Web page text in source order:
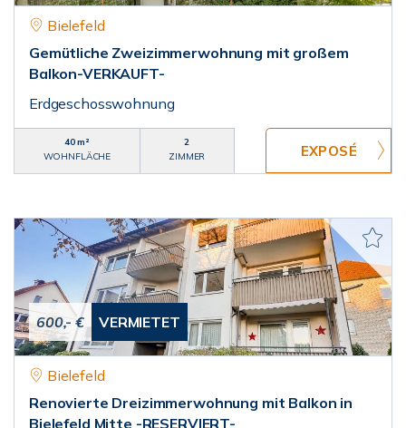
Bielefeld
Gemütliche Zweizimmerwohnung mit großem
Balkon-VERKAUFT-
Erdgeschosswohnung
40 m²
WOHNFLÄCHE
2
ZIMMER
600,- € VERMIETET
Bielefeld
Renovierte Dreizimmerwohnung mit Balkon in
Bielefeld Mitte -RESERVIERT-